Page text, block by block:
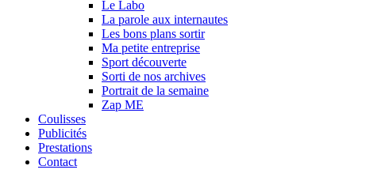
Le Labo
La parole aux internautes
Les bons plans sortir
Ma petite entreprise
Sport découverte
Sorti de nos archives
Portrait de la semaine
Zap ME
Coulisses
Publicités
Prestations
Contact